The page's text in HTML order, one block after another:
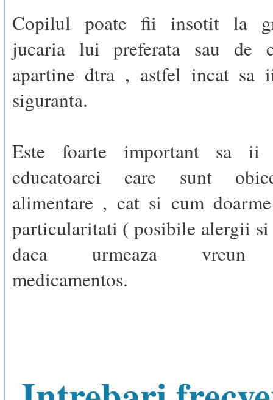
Copilul poate fii insotit la
jucaria lui preferata sau de
apartine dtra , astfel incat sa
siguranta.
Este foarte important sa ii
educatoarei care sunt
alimentare , cat si cum
particularitati ( posibile alergii si
daca urmeaza vreun
medicamentos.